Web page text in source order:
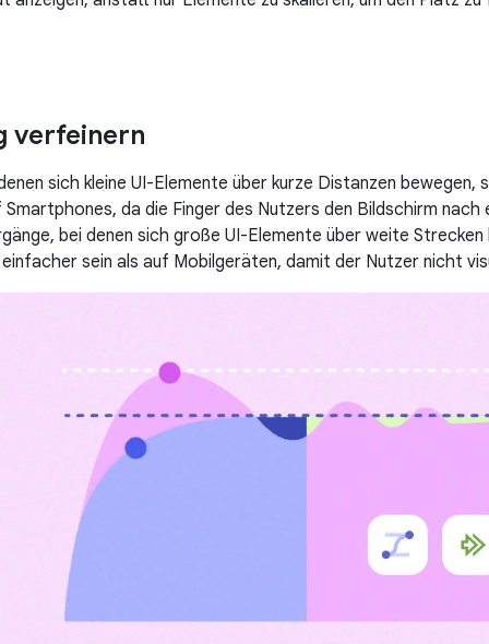
verfeinern
sich kleine UI-Elemente über kurze Distanzen
Smartphones, da die Finger des Nutzers den Bildschirm
bei denen sich große UI-Elemente über weite
sein als auf Mobilgeräten, damit der Nutzer nicht